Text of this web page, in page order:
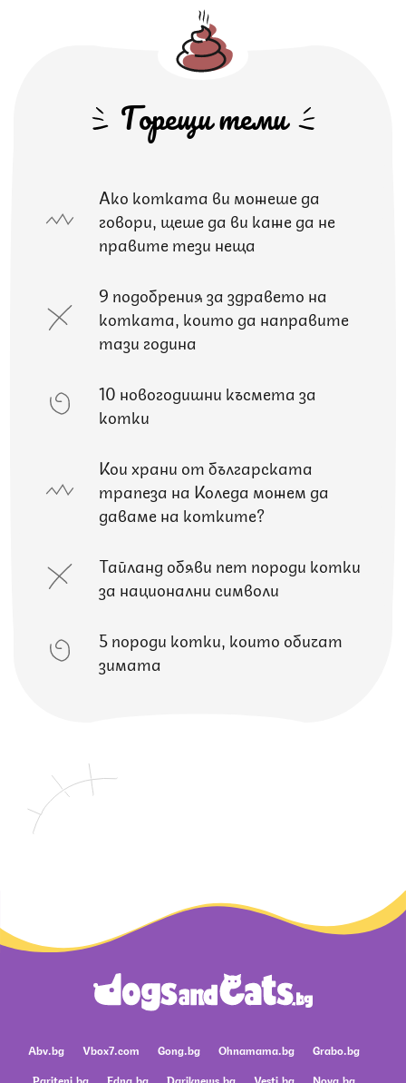
Горещи теми
Ако котката ви можеше да
говори, щеше да ви каже да не
правите тези неща
9 подобрения за здравето на
котката, които да направите
тази година
10 новогодишни късмета за
котки
Кои храни от българската
трапеза на Коледа можем да
даваме на котките?
Тайланд обяви пет породи котки
за национални символи
5 породи котки, които обичат
зимата
Abv.bg Vbox7.com Gong.bg Ohnamama.bg
Grabo.bg
Pariteni.bg
Edna.bg Dariknews.bg Vesti.bg Nova.bg